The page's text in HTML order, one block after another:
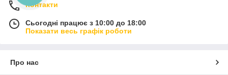
Контакти
Сьогодні працює з 10:00 до 18:00
Показати весь графік роботи
Про нас